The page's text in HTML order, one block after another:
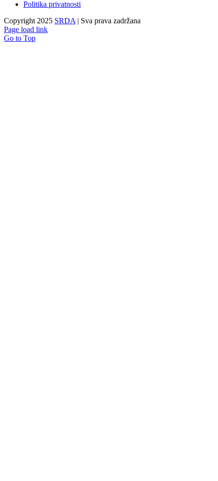
Politika privatnosti
Copyright 2025 SRDA | Sva prava zadržana
Page load link
Go to Top